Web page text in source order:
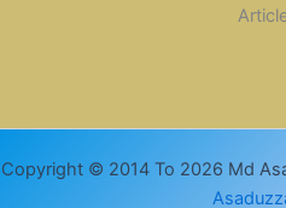
Copyright © 2014 To 2026 Md